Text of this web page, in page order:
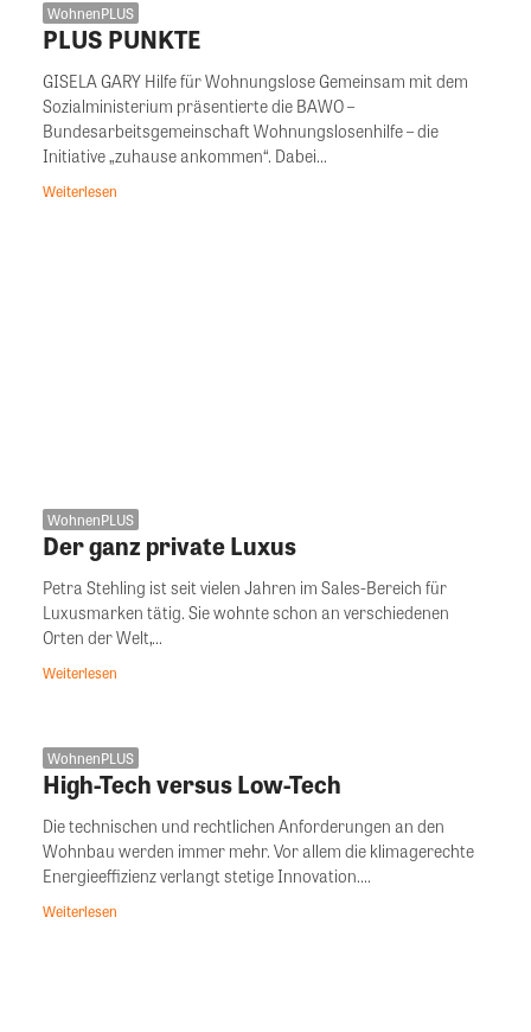
WohnenPLUS
PLUS PUNKTE
GISELA GARY Hilfe für Wohnungslose Gemeinsam mit dem
Sozialministerium präsentierte die BAWO –
Bundesarbeitsgemeinschaft Wohnungslosenhilfe – die
Initiative „zuhause ankommen“. Dabei...
Weiterlesen
WohnenPLUS
Der ganz private Luxus
Petra Stehling ist seit vielen Jahren im Sales-Bereich für
Luxusmarken tätig. Sie wohnte schon an verschiedenen
Orten der Welt,...
Weiterlesen
WohnenPLUS
High-Tech versus Low-Tech
Die technischen und rechtlichen Anforderungen an den
Wohnbau werden immer mehr. Vor allem die klimagerechte
Energieeffizienz verlangt stetige Innovation....
Weiterlesen